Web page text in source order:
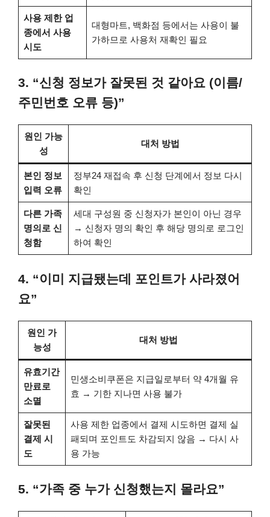
사용 제한 업
종에서 사용
시도
대형마트, 백화점 등에서는 사용이 불
가하므로 사용처 재확인 필요
3. “신청 정보가 잘못된 것 같아요 (이름/
주민번호 오류 등)”
원인 가능
성
대처 방법
본인 정보
입력 오류
정부24 재접속 후 신청 단계에서 정보 다시
확인
다른 가족
명의로 신
청함
세대 구성원 중 신청자가 본인이 아닌 경우
→ 신청자 명의 확인 후 해당 명의로 로그인
하여 확인
4. “이미 지급됐는데 포인트가 사라졌어
요”
원인 가
능성
대처 방법
유효기간
만료로
소멸
민생소비쿠폰은 지급일로부터 약 4개월 유
효 → 기한 지나면 사용 불가
잘못된
결제 시
도
사용 제한 업종에서 결제 시도하면 결제 실
패되며 포인트도 차감되지 않음 → 다시 사
용 가능
5. “가족 중 누가 신청했는지 몰라요”